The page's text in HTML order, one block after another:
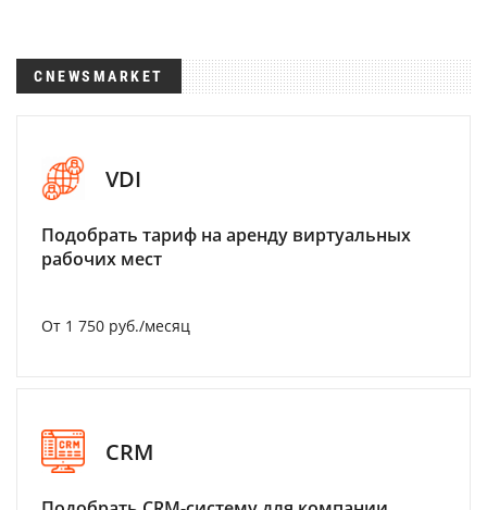
CNEWSMARKET
VDI
Подобрать тариф на аренду виртуальных
рабочих мест
От 1 750 руб./месяц
CRM